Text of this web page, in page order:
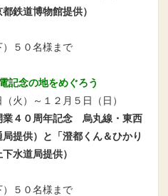
都鉄道博物館提供）
０名様まで
記念の地をめぐろう
火）～１２月５日（日）
業４０周年記念 烏丸線・東西
提供）と「澄都くん＆ひかり
水道局提供）
０名様まで